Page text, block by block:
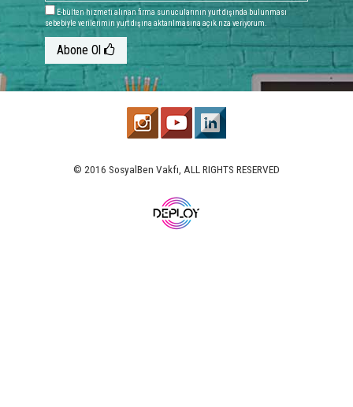
E-bülten hizmeti alınan firma sunucularının yurt dışında bulunması
sebebiyle verilerimin yurt dışına aktarılmasına açık rıza veriyorum.
Abone Ol
© 2016 SosyalBen Vakfı, ALL RIGHTS RESERVED
www.deploy.com.tr